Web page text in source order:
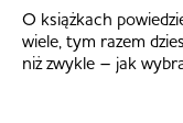
O książkach
wiele, tym razem
niż zwykle – jak